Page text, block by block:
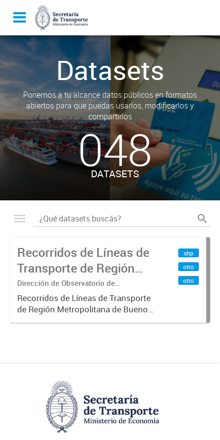
Datasets
Ponemos a tu alcance datos públicos en formatos
abiertos para que puedas usarlos, modificarlos y
compartirlos
048
DATASETS
Recorridos de Líneas de
Transporte de Región
Metropolitana de
Buenos Aires (RMBA)
Dirección de Observatorio de
Transporte, Estudio y Sistemas
Recorridos de Líneas de Transporte
de Región Metropolitana de Buenos
Aires (RMBA).-
shp
otro
otro